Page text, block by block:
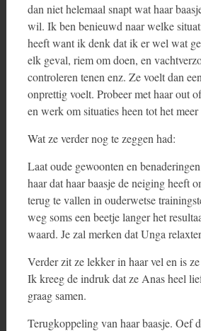
dan niet helemaal snapt wat haar
wil. Ik ben benieuwd naar welke
heeft want ik denk dat ik er wel wat
elk geval, riem om doen, en
controleren tenen enz. Ze voelt dan
onprettig voelt. Probeer met haar out
en werk om situaties heen tot het
Wat ze verder nog te zeggen had:
Laat oude gewoonten en
haar dat haar baasje de neiging heeft
terug te vallen in ouderwetse
weg soms een beetje langer het
waard. Je zal merken dat Unga
Verder zit ze lekker in haar vel en is
Ik kreeg de indruk dat ze Anas heel
graag samen.
Terugkoppeling van haar baasje. Oef